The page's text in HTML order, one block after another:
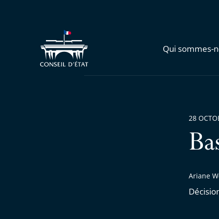
Qui sommes-
Ariane
28